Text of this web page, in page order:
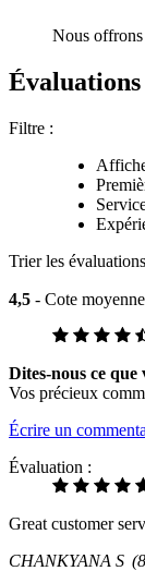
Nous
Évaluations
Filtre :
Trier les
4,5 - Cote
Dites-nous ce que
Vos précieux
Écrire un
Évaluation :
Great customer
CHANKYANA S